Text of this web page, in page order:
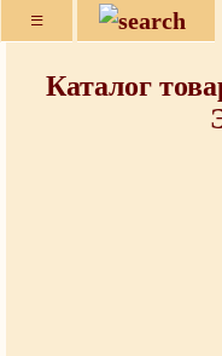
≡
Каталог